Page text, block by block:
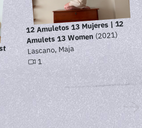
12 Amuletos 13 Mujeres | 12
Amulets 13 Women(2021)
Lascano, Maja
1